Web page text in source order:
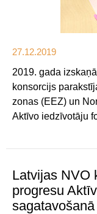
27.12.2019
2019. gada
konsorcijs
zonas (EEZ) un
Aktīvo iedzīvotāju
Latvijas NVO
progresu
sagatavošanā